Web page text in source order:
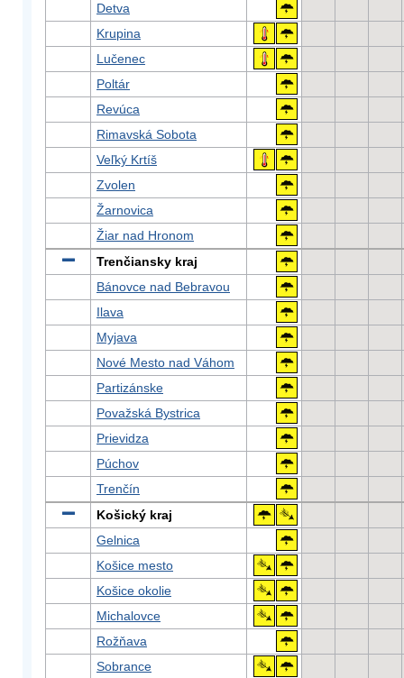
Detva
Krupina
Lučenec
Poltár
Revúca
Rimavská Sobota
Veľký Krtíš
Zvolen
Žarnovica
Žiar nad Hronom
Trenčiansky kraj
Bánovce nad Bebravou
Ilava
Myjava
Nové Mesto nad Váhom
Partizánske
Považská Bystrica
Prievidza
Púchov
Trenčín
Košický kraj
Gelnica
Košice mesto
Košice okolie
Michalovce
Rožňava
Sobrance